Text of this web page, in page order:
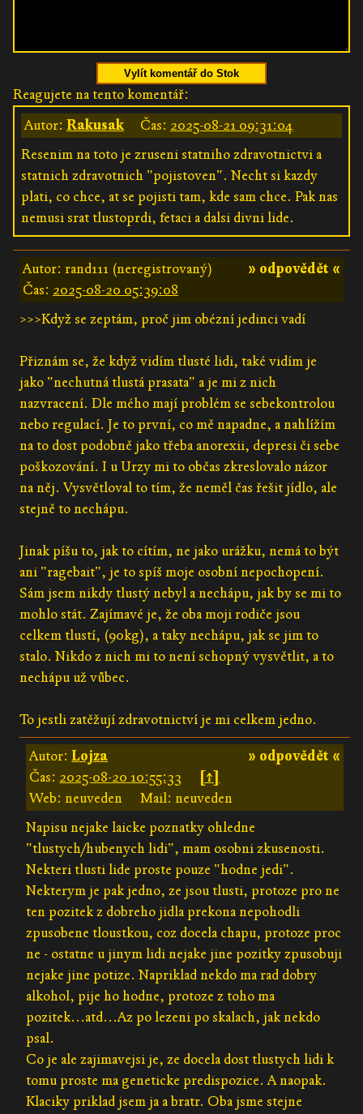
Vylít komentář do Stok
Reagujete na tento komentář:
Autor: Rakusak Čas: 2025-08-21 09:31:04
Resenim na toto je zruseni statniho zdravotnictvi a
statnich zdravotnich "pojistoven". Necht si kazdy
plati, co chce, at se pojisti tam, kde sam chce. Pak nas
nemusi srat tlustoprdi, fetaci a dalsi divni lide.
» odpovědět «
Autor: rand111 (neregistrovaný)
Čas: 2025-08-20 05:39:08
>>>Když se zeptám, proč jim obézní jedinci vadí
Přiznám se, že když vidím tlusté lidi, také vidím je
jako "nechutná tlustá prasata" a je mi z nich
nazvracení. Dle mého mají problém se sebekontrolou
nebo regulací. Je to první, co mě napadne, a nahlížím
na to dost podobně jako třeba anorexii, depresi či sebe
poškozování. I u Urzy mi to občas zkreslovalo názor
na něj. Vysvětloval to tím, že neměl čas řešit jídlo, ale
stejně to nechápu.
Jinak píšu to, jak to cítím, ne jako urážku, nemá to být
ani "ragebait", je to spíš moje osobní nepochopení.
Sám jsem nikdy tlustý nebyl a nechápu, jak by se mi to
mohlo stát. Zajímavé je, že oba moji rodiče jsou
celkem tlustí, (90kg), a taky nechápu, jak se jim to
stalo. Nikdo z nich mi to není schopný vysvětlit, a to
nechápu už vůbec.
To jestli zatěžují zdravotnictví je mi celkem jedno.
» odpovědět «
Autor:Lojza
Čas: 2025-08-20 10:55:33
[↑]
Web: neuveden
Mail: neuveden
Napisu nejake laicke poznatky ohledne
"tlustych/hubenych lidi", mam osobni zkusenosti.
Nekteri tlusti lide proste pouze "hodne jedi".
Nekterym je pak jedno, ze jsou tlusti, protoze pro ne
ten pozitek z dobreho jidla prekona nepohodli
zpusobene tloustkou, coz docela chapu, protoze proc
ne - ostatne u jinym lidi nejake jine pozitky zpusobuji
nejake jine potize. Napriklad nekdo ma rad dobry
alkohol, pije ho hodne, protoze z toho ma
pozitek...atd...Az po lezeni po skalach, jak nekdo
psal.
Co je ale zajimavejsi je, ze docela dost tlustych lidi k
tomu proste ma geneticke predispozice. A naopak.
Klaciky priklad jsem ja a bratr. Oba jsme stejne